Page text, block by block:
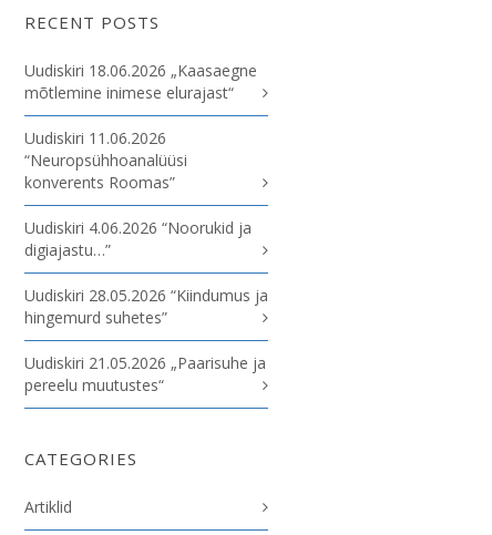
RECENT POSTS
Uudiskiri 18.06.2026 „Kaasaegne
mõtlemine inimese elurajast“
Uudiskiri 11.06.2026
“Neuropsühhoanalüüsi
konverents Roomas”
Uudiskiri 4.06.2026 “Noorukid ja
digiajastu…”
Uudiskiri 28.05.2026 “Kiindumus ja
hingemurd suhetes”
Uudiskiri 21.05.2026 „Paarisuhe ja
pereelu muutustes“
CATEGORIES
Artiklid